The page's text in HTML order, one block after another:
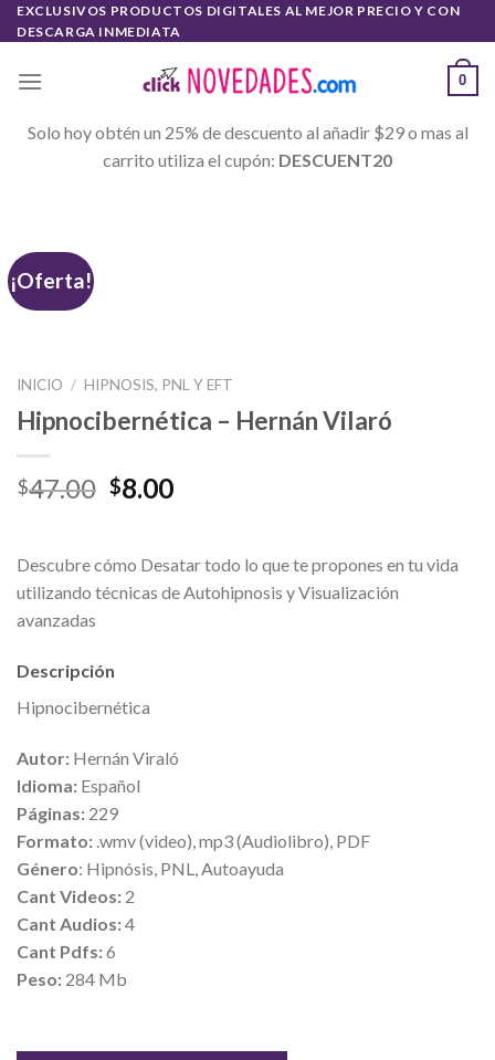
Skip
to
EXCLUSIVOS PRODUCTOS DIGITALES AL MEJOR PRECIO Y CON
DESCARGA INMEDIATA
0
Solo hoy obtén un 25% de descuento al añadir $29 o mas al
carrito utiliza el cupón: DESCUENT20
¡Oferta!
INICIO / HIPNOSIS, PNL Y EFT
Hipnocibernética – Hernán Vilaró
$47.00 $8.00
Descubre cómo Desatar todo lo que te propones en tu vida
utilizando técnicas de Autohipnosis y Visualización
avanzadas
Descripción
Hipnocibernética
Autor: Hernán Viraló
Idioma: Español
Páginas: 229
Formato: .wmv (video), mp3 (Audiolibro), PDF
Género: Hipnósis, PNL, Autoayuda
Cant Videos: 2
Cant Audios:4
Cant Pdfs:6
Peso: 284 Mb